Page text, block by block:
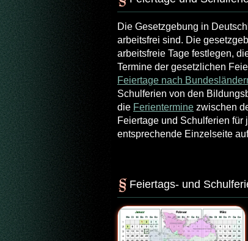
Die Gesetzgebung in
arbeitsfrei sind. Die
arbeitsfreie Tage festlegen,
Termine der gesetzlichen
Feiertage nach
Schulferien von den
die Ferientermine zwischen
Feiertage und Schulferien
entsprechende Einzelseite
Feiertags- und